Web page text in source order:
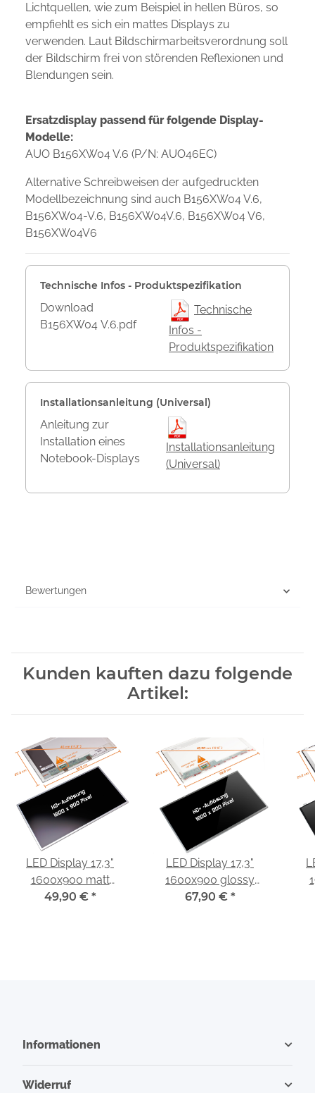
Lichtquellen, wie zum Beispiel in hellen Büros, so
empfiehlt es sich ein mattes Displays zu
verwenden. Laut Bildschirmarbeitsverordnung soll
der Bildschirm frei von störenden Reflexionen und
Blendungen sein.
Ersatzdisplay passend für folgende Display-
Modelle:
AUO B156XW04 V.6 (P/N: AUO46EC)
Alternative Schreibweisen der aufgedruckten
Modellbezeichnung sind auch B156XW04 V.6,
B156XW04-V.6, B156XW04V.6, B156XW04 V6,
B156XW04V6
Technische Infos - Produktspezifikation
Download
B156XW04 V.6.pdf
Technische
Infos -
Produktspezifikation
Installationsanleitung (Universal)
Anleitung zur
Installation eines
Notebook-Displays
Installationsanleitung
(Universal)
Bewertungen
Kunden kauften dazu folgende
Artikel:
LED Display 17,3"
1600x900 matt
passend für AUO
49,90 € *
LED Display 17,3"
1600x900 glossy
passend für AUO
67,90 € *
Informationen
Widerruf